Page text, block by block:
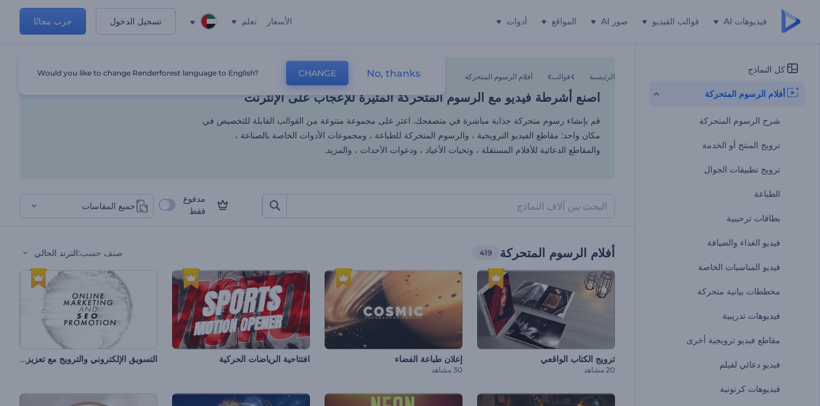
فيديوهات AI قوالب الفيديو صور AI المواقع أدوات الأسعار تعلم تسجيل الدخول جرب مجانًا
كل النماذج
أفلام الرسوم المتحركة
شرح الرسوم المتحركة
ترويج المنتج أو الخدمة
ترويج تطبيقات الجوال
الطباعة
بطاقات ترحيبية
فيديو الغذاء والضيافة
فيديو المناسبات الخاصة
مخططات بيانية متحركة
فيديوهات تدريبية
مقاطع فيديو ترويجية أخرى
فيديو دعائي لفيلم
فيديوهات كرتونية
اصنع أشرطة فيديو مع الرسوم المتحركة المثيرة للإعجاب على الإنترنت
الرئيسية قوالب أفلام الرسوم المتحركة
اصنع أشرطة فيديو مع الرسوم المتحركة المثيرة للإعجاب على الإنترنت
قم بإنشاء رسوم متحركة جذابة مباشرة في متصفحك. اعثر على مجموعة متنوعة من القوالب القابلة للتخصيص في
مكان واحد: مقاطع الفيديو الترويجية ، والرسوم المتحركة للطباعة ، ومجموعات الأدوات الخاصة بالصناعة ،
والمقاطع الدعائية للأفلام المستقلة ، وتحيات الأعياد ، ودعوات الأحداث ، والمزيد.
مدفوع
فقط
جميع المقاسات
أفلام الرسوم المتحركة 419 صنف حسب:الترند الحالي
ترويج الكتاب الواقعي
20 مشاهد
إعلان طباعة الفضاء
30 مشاهد
افتتاحية الرياضات الحركية التسويق الإلكتروني والترويج مع تعزيز محرك البحث
Would you like to change Renderforest language to English? CHANGE No, thanks